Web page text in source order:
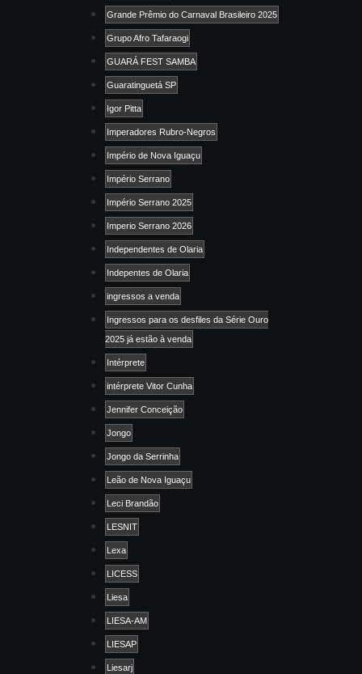
Grande Prêmio do Carnaval Brasileiro 2025
Grupo Afro Tafaraogi
GUARÁ FEST SAMBA
Guaratinguetá SP
Igor Pitta
Imperadores Rubro-Negros
Império de Nova Iguaçu
Império Serrano
Império Serrano 2025
Imperio Serrano 2026
Independentes de Olaria
Indepentes de Olaria
ingressos a venda
Ingressos para os desfiles da Série Ouro
2025 já estão à venda
Intérprete
intérprete Vitor Cunha
Jennifer Conceição
Jongo
Jongo da Serrinha
Leão de Nova Iguaçu
Leci Brandão
LESNIT
Lexa
LICESS
Liesa
LIESA-AM
LIESAP
Liesarj